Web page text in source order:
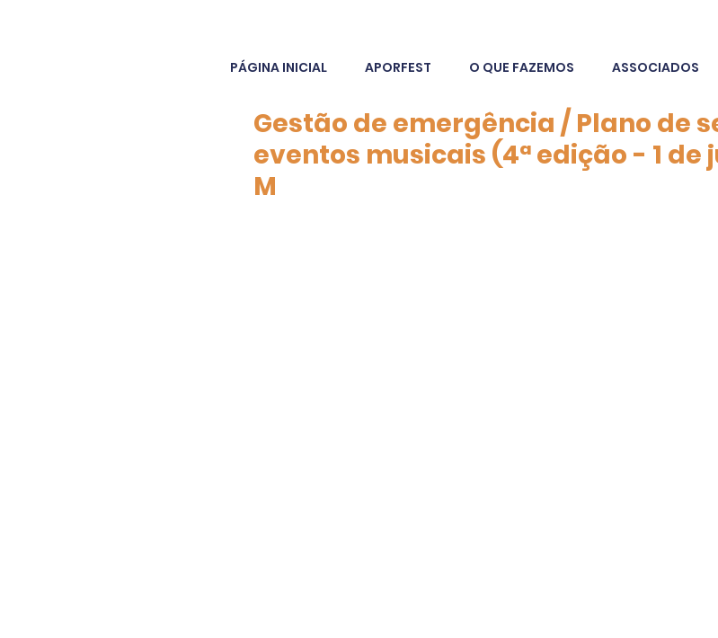
PÁGINA INICIAL APORFEST O QUE FAZEMOS ASSOCIADOS
Gestão de emergência / Plano de
eventos musicais (4ª edição - 1 de
M